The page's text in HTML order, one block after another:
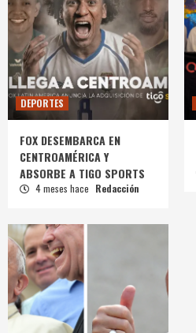
DEPORTES
FOX DESEMBARCA EN
CENTROAMÉRICA Y
ABSORBE A TIGO SPORTS
4 meses hace Redacción